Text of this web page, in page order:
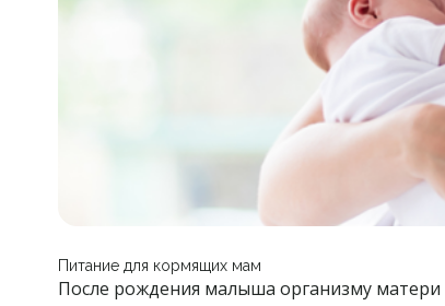
Питание для кормящих мам
После рождения малыша организму